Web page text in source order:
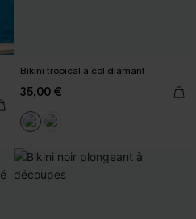
Bikini tropical à col diamant
35,00 €